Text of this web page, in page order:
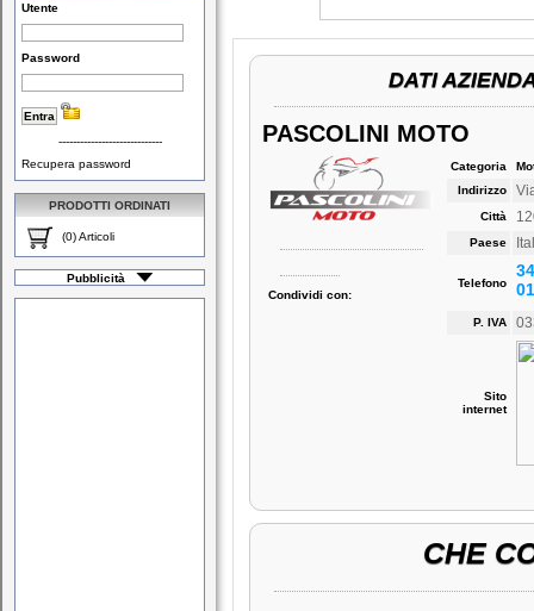
Utente
Password
-----------------------------
Recupera password
PRODOTTI ORDINATI
(0) Articoli
Pubblicità
DATI
PASCOLINI MOTO
Condividi con:
Categoria
Indirizzo
Città
Paese
Telefono
P. IVA
Sito
internet
CHE